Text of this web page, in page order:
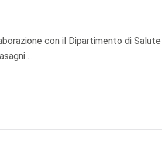
con il Dipartimento di Salute
...